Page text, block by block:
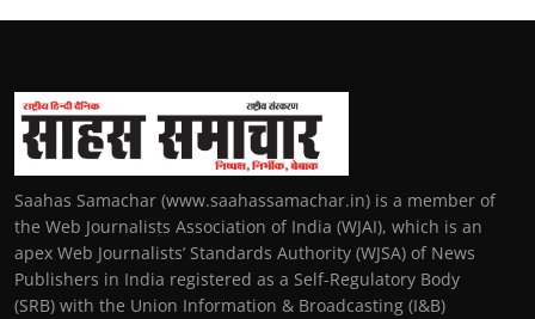
Saahas Samachar (www.saahassamachar.in) is a member of
the Web Journalists Association of India (WJAI), which is an
apex Web Journalists’ Standards Authority (WJSA) of News
Publishers in India registered as a Self-Regulatory Body
(SRB) with the Union Information & Broadcasting (I&B)